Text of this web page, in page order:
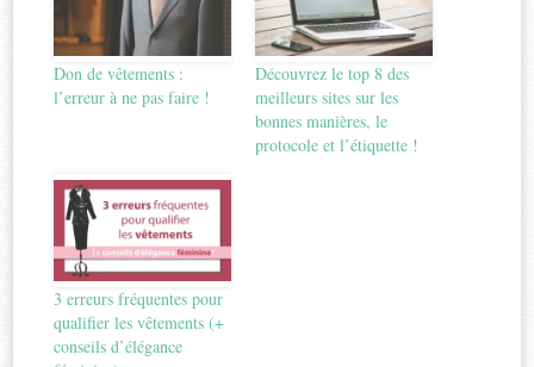
Don de vêtements :
l’erreur à ne pas faire !
Découvrez le top 8 des
meilleurs sites sur les
bonnes manières, le
protocole et l’étiquette !
3 erreurs fréquentes pour
qualifier les vêtements (+
conseils d’élégance